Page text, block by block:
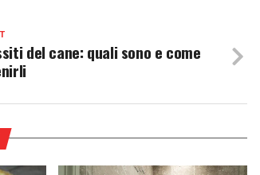
del cane: quali sono e come